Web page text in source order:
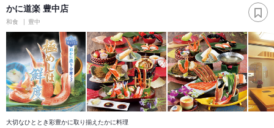
かに道楽 豊中店
和食 豊中
大切なひととき彩豊かに取り揃えたかに料理